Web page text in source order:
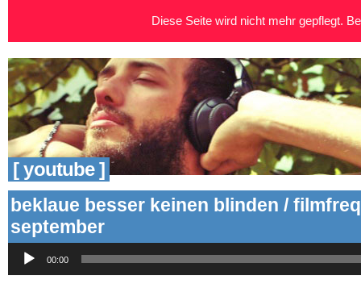
[ youtube ]
beklaue besser keinen blinden /
september
Player
00:00
Diese Seite wird nicht mehr gepflegt.